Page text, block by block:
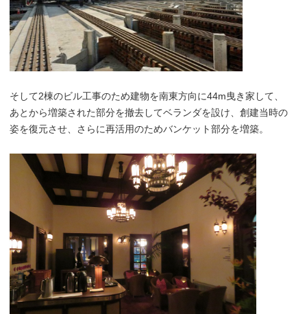
そして2棟のビル工事のため建物を南東方向に44m曳き家して、
あとから増築された部分を撤去してベランダを設け、創建当時の
姿を復元させ、さらに再活用のためバンケット部分を増築。